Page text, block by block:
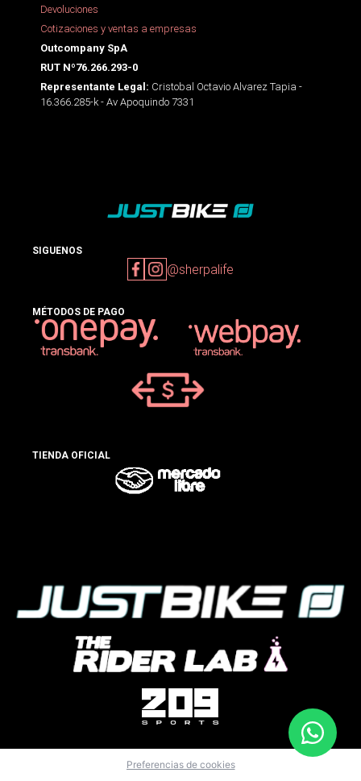
Devoluciones
Cotizaciones y ventas a empresas
Outcompany SpA
RUT Nº76.266.293-0
Representante Legal: Cristobal Octavio Alvarez Tapia -
16.366.285-k - Av Apoquindo 7331
SIGUENOS
@sherpalife
MÉTODOS DE PAGO
TIENDA OFICIAL
Preferencias de cookies